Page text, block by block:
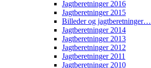
Jagtberetninger 2016
Jagtberetninger 2015
Billeder og jagtberetninger…
Jagtberetninger 2014
Jagtberetninger 2013
Jagtberetninger 2012
Jagtberetninger 2011
Jagtberetninger 2010